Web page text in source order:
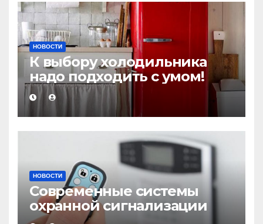
НОВОСТИ
К выбору холодильника
надо подходить с умом!
НОВОСТИ
Современные системы
охранной сигнализации